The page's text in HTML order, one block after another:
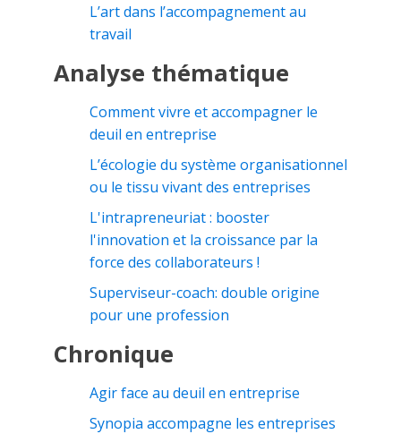
L’art dans l’accompagnement au
travail
Analyse thématique
Comment vivre et accompagner le
deuil en entreprise
L’écologie du système organisationnel
ou le tissu vivant des entreprises
L'intrapreneuriat : booster
l'innovation et la croissance par la
force des collaborateurs !
Superviseur-coach: double origine
pour une profession
Chronique
Agir face au deuil en entreprise
Synopia accompagne les entreprises